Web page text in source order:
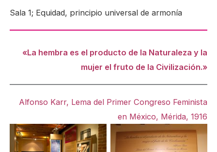
Sala 1; Equidad, principio universal de armonía
«La hembra es el producto de la Naturaleza y la
mujer el fruto de la Civilización.»
Alfonso Karr, Lema del Primer Congreso Feminista
en México, Mérida, 1916